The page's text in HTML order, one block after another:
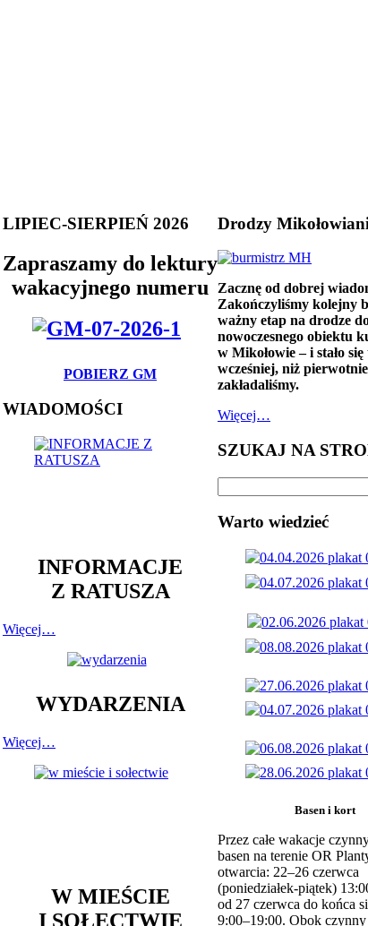
LIPIEC-SIERPIEŃ 2026
Zapraszamy do lektury
wakacyjnego numeru
POBIERZ GM
WIADOMOŚCI
INFORMACJE
Z RATUSZA
Więcej…
WYDARZENIA
Więcej…
W MIEŚCIE
I SOŁECTWIE
Drodzy
Zacznę od dobrej
Zakończyliśmy kolejny
ważny etap na drodze
nowoczesnego obiektu
w Mikołowie – i stało się
wcześniej, niż pierwotnie
zakładaliśmy.
Więcej…
SZUKAJ NA
Warto wiedzieć
Basen i kort
Przez całe wakacje
basen na terenie OR
otwarcia: 22–26 czerwca
(poniedziałek-piątek)
od 27 czerwca do końca
9:00–19:00. Obok